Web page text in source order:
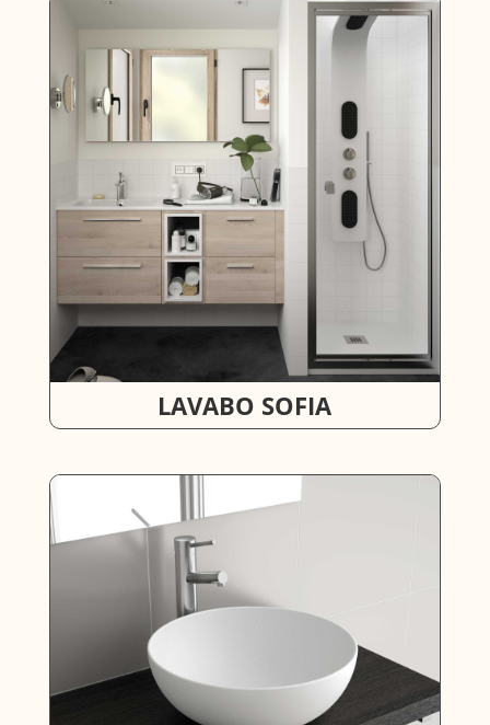
LAVABO SOFIA